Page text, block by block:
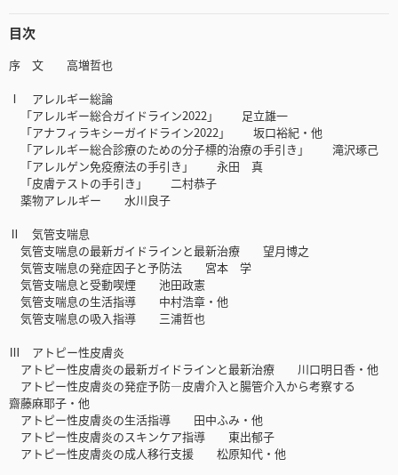
目次
序 文 高増哲也
Ⅰ アレルギー総論
「アレルギー総合ガイドライン2022」 足立雄一
「アナフィラキシーガイドライン2022」 坂口裕紀・他
「アレルギー総合診療のための分子標的治療の手引き」 滝沢琢己
「アレルゲン免疫療法の手引き」 永田 真
「皮膚テストの手引き」 二村恭子
薬物アレルギー 水川良子
Ⅱ 気管支喘息
気管支喘息の最新ガイドラインと最新治療 望月博之
気管支喘息の発症因子と予防法 宮本 学
気管支喘息と受動喫煙 池田政憲
気管支喘息の生活指導 中村浩章・他
気管支喘息の吸入指導 三浦哲也
Ⅲ アトピー性皮膚炎
アトピー性皮膚炎の最新ガイドラインと最新治療 川口明日香・他
アトピー性皮膚炎の発症予防―皮膚介入と腸管介入から考察する
齋藤麻耶子・他
アトピー性皮膚炎の生活指導 田中ふみ・他
アトピー性皮膚炎のスキンケア指導 東出郁子
アトピー性皮膚炎の成人移行支援 松原知代・他